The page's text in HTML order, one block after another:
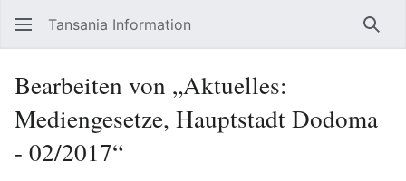
Tansania Information
Bearbeiten von „Aktuelles:
Mediengesetze, Hauptstadt Dodoma
- 02/2017“